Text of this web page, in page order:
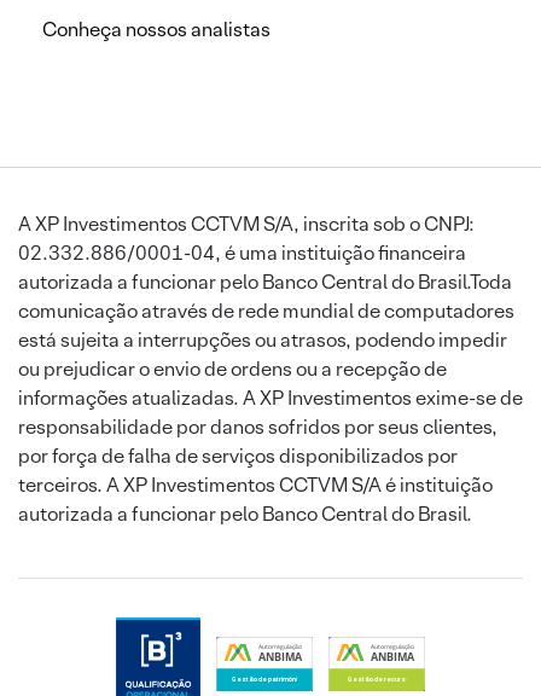
Conheça nossos analistas
A XP Investimentos CCTVM S/A, inscrita sob o CNPJ:
02.332.886/0001-04, é uma instituição financeira
autorizada a funcionar pelo Banco Central do Brasil.Toda
comunicação através de rede mundial de computadores
está sujeita a interrupções ou atrasos, podendo impedir
ou prejudicar o envio de ordens ou a recepção de
informações atualizadas. A XP Investimentos exime-se de
responsabilidade por danos sofridos por seus clientes,
por força de falha de serviços disponibilizados por
terceiros. A XP Investimentos CCTVM S/A é instituição
autorizada a funcionar pelo Banco Central do Brasil.